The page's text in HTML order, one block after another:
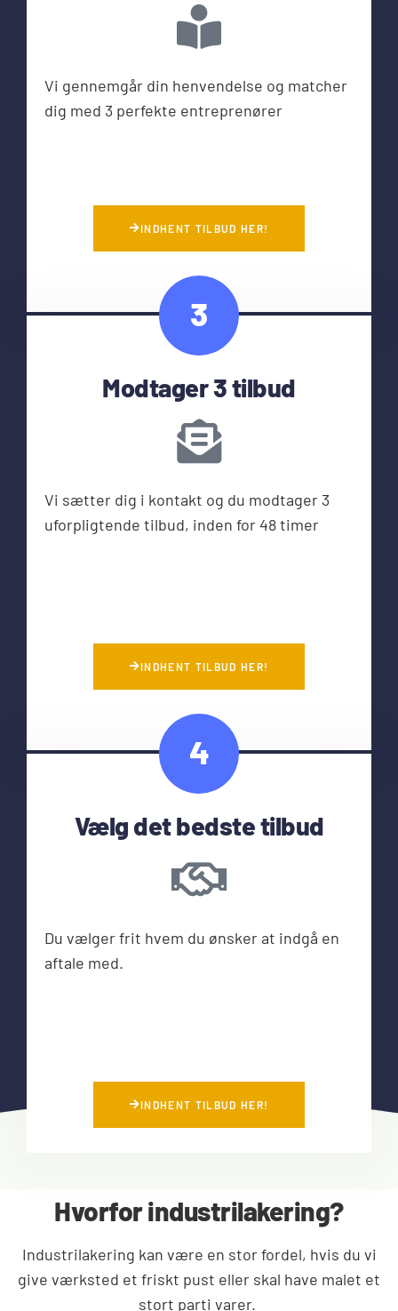
Vi gennemgår din henvendelse og matcher
dig med 3 perfekte entreprenører
INDHENT TILBUD HER!
3
Modtager 3 tilbud
Vi sætter dig i kontakt og du modtager 3
uforpligtende tilbud, inden for 48 timer
INDHENT TILBUD HER!
4
Vælg det bedste tilbud
Du vælger frit hvem du ønsker at indgå en
aftale med.
INDHENT TILBUD HER!
Hvorfor industrilakering?
Industrilakering kan være en stor fordel, hvis du vi
give værksted et friskt pust eller skal have malet et
stort parti varer.